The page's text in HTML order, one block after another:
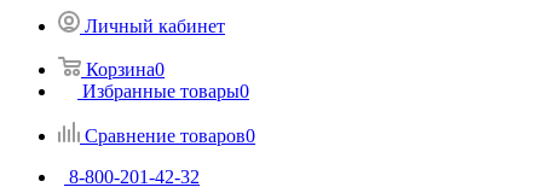
Личный кабинет
Корзина0
Избранные товары0
Сравнение товаров0
8-800-201-42-32